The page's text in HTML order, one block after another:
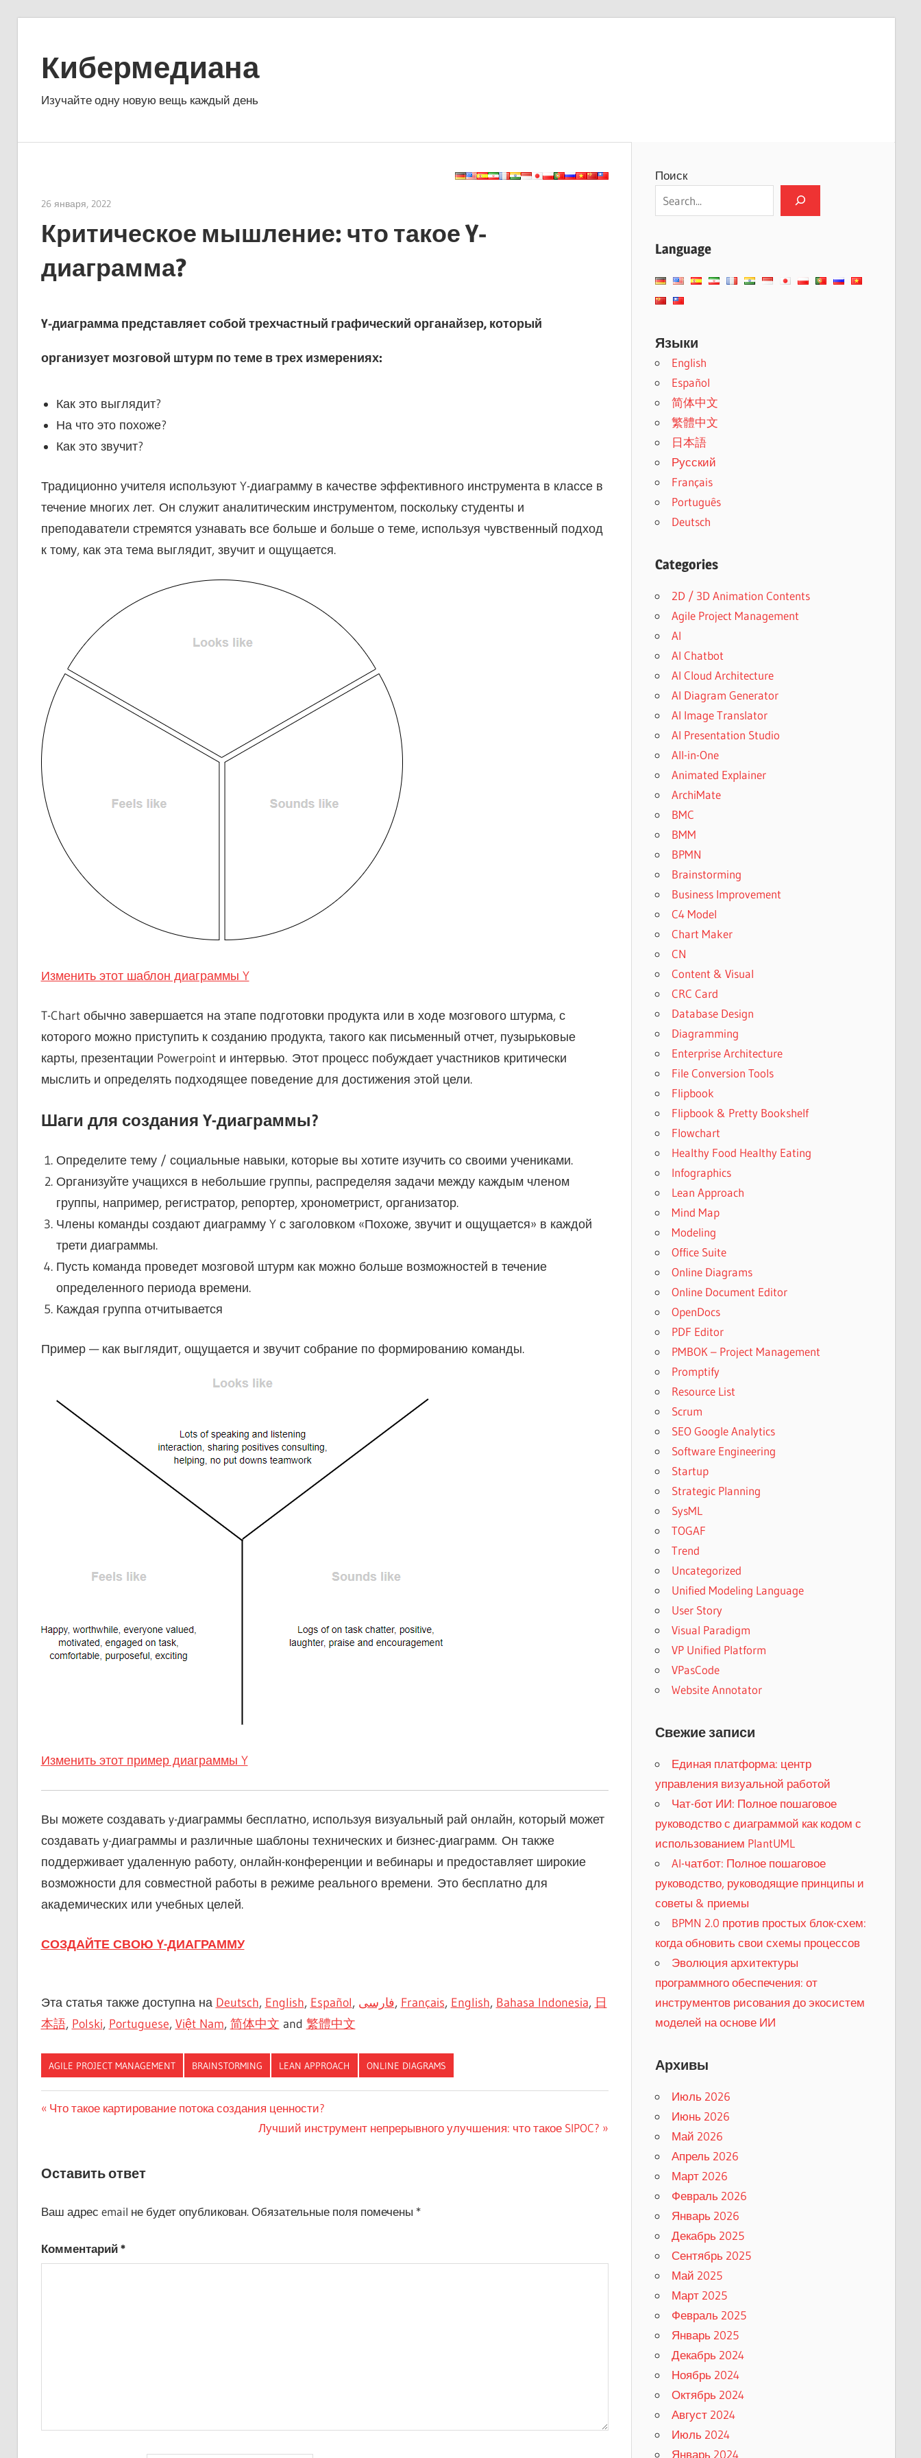
содержимому
Кибермедиана
Изучайте одну новую вещь каждый день
26 января, 2022vpleanda
Критическое мышление: что такое Y-
диаграмма?
Y-диаграмма представляет собой трехчастный графический органайзер, который
организует мозговой штурм по теме в трех измерениях:
Как это выглядит?
На что это похоже?
Как это звучит?
Традиционно учителя используют Y-диаграмму в качестве эффективного инструмента в классе в
течение многих лет. Он служит аналитическим инструментом, поскольку студенты и
преподаватели стремятся узнавать все больше и больше о теме, используя чувственный подход
к тому, как эта тема выглядит, звучит и ощущается.
Изменить этот шаблон диаграммы Y
T-Chart обычно завершается на этапе подготовки продукта или в ходе мозгового штурма, с
которого можно приступить к созданию продукта, такого как письменный отчет, пузырьковые
карты, презентации Powerpoint и интервью. Этот процесс побуждает участников критически
мыслить и определять подходящее поведение для достижения этой цели.
Шаги для создания Y-диаграммы?
Определите тему / социальные навыки, которые вы хотите изучить со своими учениками.
Организуйте учащихся в небольшие группы, распределяя задачи между каждым членом
группы, например, регистратор, репортер, хронометрист, организатор.
Члены команды создают диаграмму Y с заголовком «Похоже, звучит и ощущается» в каждой
трети диаграммы.
Пусть команда проведет мозговой штурм как можно больше возможностей в течение
определенного периода времени.
Каждая группа отчитывается
Пример — как выглядит, ощущается и звучит собрание по формированию команды.
Изменить этот пример диаграммы Y
Вы можете создавать y-диаграммы бесплатно, используя визуальный рай онлайн, который может
создавать y-диаграммы и различные шаблоны технических и бизнес-диаграмм. Он также
поддерживает удаленную работу, онлайн-конференции и вебинары и предоставляет широкие
возможности для совместной работы в режиме реального времени. Это бесплатно для
академических или учебных целей.
СОЗДАЙТЕ СВОЮ Y-ДИАГРАММУ
Эта статья также доступна на Deutsch, English, Español, فارسی, Français, English, Bahasa Indonesia, 日
本語, Polski, Portuguese, Việt Nam, 简体中文 and 繁體中文
AGILE PROJECT MANAGEMENT BRAINSTORMING LEAN APPROACH ONLINE DIAGRAMS
Навигация
записям
Предыдущая
Что такое картирование потока создания ценности?
Следующая
Лучший инструмент непрерывного улучшения: что такое SIPOC?
Оставить ответ
Ваш адрес email не будет опубликован. Обязательные поля помечены *
Комментарий*
Поиск
Language
Языки
English
Español
简体中文
繁體中文
日本語
Русский
Français
Português
Deutsch
Categories
2D / 3D Animation Contents
Agile Project Management
AI
AI Chatbot
AI Cloud Architecture
AI Diagram Generator
AI Image Translator
AI Presentation Studio
All-in-One
Animated Explainer
ArchiMate
BMC
BMM
BPMN
Brainstorming
Business Improvement
C4 Model
Chart Maker
CN
Content & Visual
CRC Card
Database Design
Diagramming
Enterprise Architecture
File Conversion Tools
Flipbook
Flipbook & Pretty Bookshelf
Flowchart
Healthy Food Healthy Eating
Infographics
Lean Approach
Mind Map
Modeling
Office Suite
Online Diagrams
Online Document Editor
OpenDocs
PDF Editor
PMBOK – Project Management
Promptify
Resource List
Scrum
SEO Google Analytics
Software Engineering
Startup
Strategic Planning
SysML
TOGAF
Trend
Uncategorized
Unified Modeling Language
User Story
Visual Paradigm
VP Unified Platform
VPasCode
Website Annotator
Свежие записи
Единая платформа: центр
управления визуальной работой
Чат-бот ИИ: Полное пошаговое
руководство с диаграммой как кодом с
использованием PlantUML
AI-чатбот: Полное пошаговое
руководство, руководящие принципы и
советы & приемы
BPMN 2.0 против простых блок-схем:
когда обновить свои схемы процессов
Эволюция архитектуры
программного обеспечения: от
инструментов рисования до экосистем
моделей на основе ИИ
Архивы
Июль 2026
Июнь 2026
Май 2026
Апрель 2026
Март 2026
Февраль 2026
Январь 2026
Декабрь 2025
Сентябрь 2025
Май 2025
Март 2025
Февраль 2025
Январь 2025
Декабрь 2024
Ноябрь 2024
Октябрь 2024
Август 2024
Июль 2024
Январь 2024